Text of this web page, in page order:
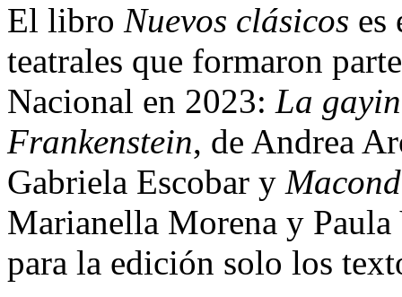
El libro Nuevos clásicos es
teatrales que formaron
Nacional en 2023: La
Frankenstein, de Andrea
Gabriela Escobar y
Marianella Morena y
para la edición solo los